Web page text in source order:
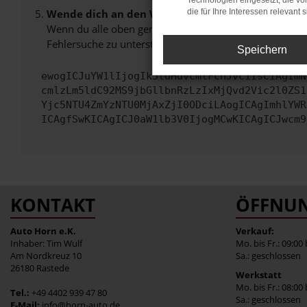
Wende dich an den Webseitenbetreiber.
Wenn du alle oben genannten Schritte versucht hast,
Fehlersuche zu unterstützen:
KONTAKT
Auto Horn e.K.
Inhaber: Tim Wulf
Am Nordkreuz 10
26180 Rastede
Tel.: +49 4402 939 47 80
Verkauf:
Mo. bis Fr.: 09:00
Sa.: geschlossen
Werkstatt
Mo. bis Fr.: 08:00
Sa.: geschlossen
die für Ihre Interessen relevant
Speichern